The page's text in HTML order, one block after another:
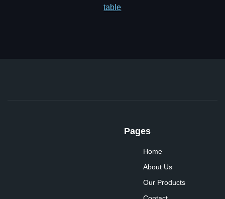
Pages
Home
About Us
Our Products